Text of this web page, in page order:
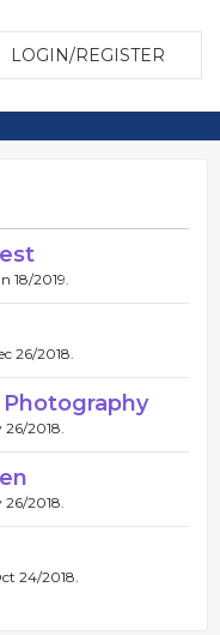
LOGIN/REGISTER
18/2019.
26/2018.
26/2018.
26/2018.
24/2018.